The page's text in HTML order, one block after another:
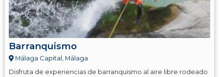
Barranquismo
Málaga Capital, Málaga
Disfruta de experiencias de barranquismo al aire libre rodeado